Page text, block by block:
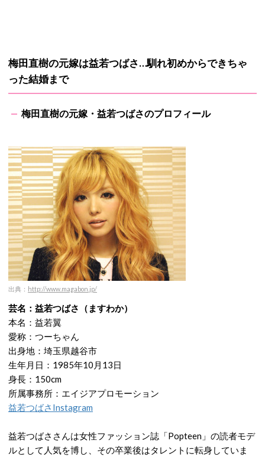
梅田直樹の元嫁は益若つばさ…馴れ初めからできちゃ
った結婚まで
梅田直樹の元嫁・益若つばさのプロフィール
出典： http://www.magabon.jp/
芸名：益若つばさ（ますわか）
本名：益若翼
愛称：つーちゃん
出身地：埼玉県越谷市
生年月日：1985年10月13日
身長：150cm
所属事務所：エイジアプロモーション
益若つばさInstagram
益若つばささんは女性ファッション誌「Popteen」の読者モデ
ルとして人気を博し、その卒業後はタレントに転身していま